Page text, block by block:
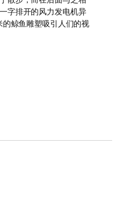
字排开的风力发电机异
鲸鱼雕塑吸引人们的视